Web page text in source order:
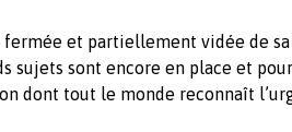
fermée et partiellement vidée de
sujets sont encore en place et
dont tout le monde reconnaît